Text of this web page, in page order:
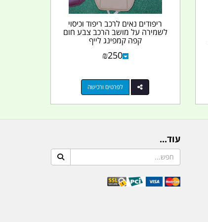
ריפודים נאים לרכב ריפוד וכיסוי
לשמירה על מושב הרכב צבע חום
קפה קמפינג לייף
₪250
לפרטים ורכישה
עוד...